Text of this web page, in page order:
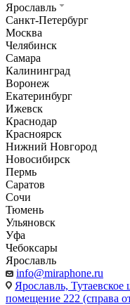
Ярославль
Санкт-Петербург
Москва
Челябинск
Самара
Калининград
Воронеж
Екатеринбург
Ижевск
Краснодар
Красноярск
Нижний Новгород
Новосибирск
Пермь
Саратов
Сочи
Тюмень
Ульяновск
Уфа
Чебоксары
Ярославль
info@miraphone.ru
Ярославль,
помещение 222 (справа